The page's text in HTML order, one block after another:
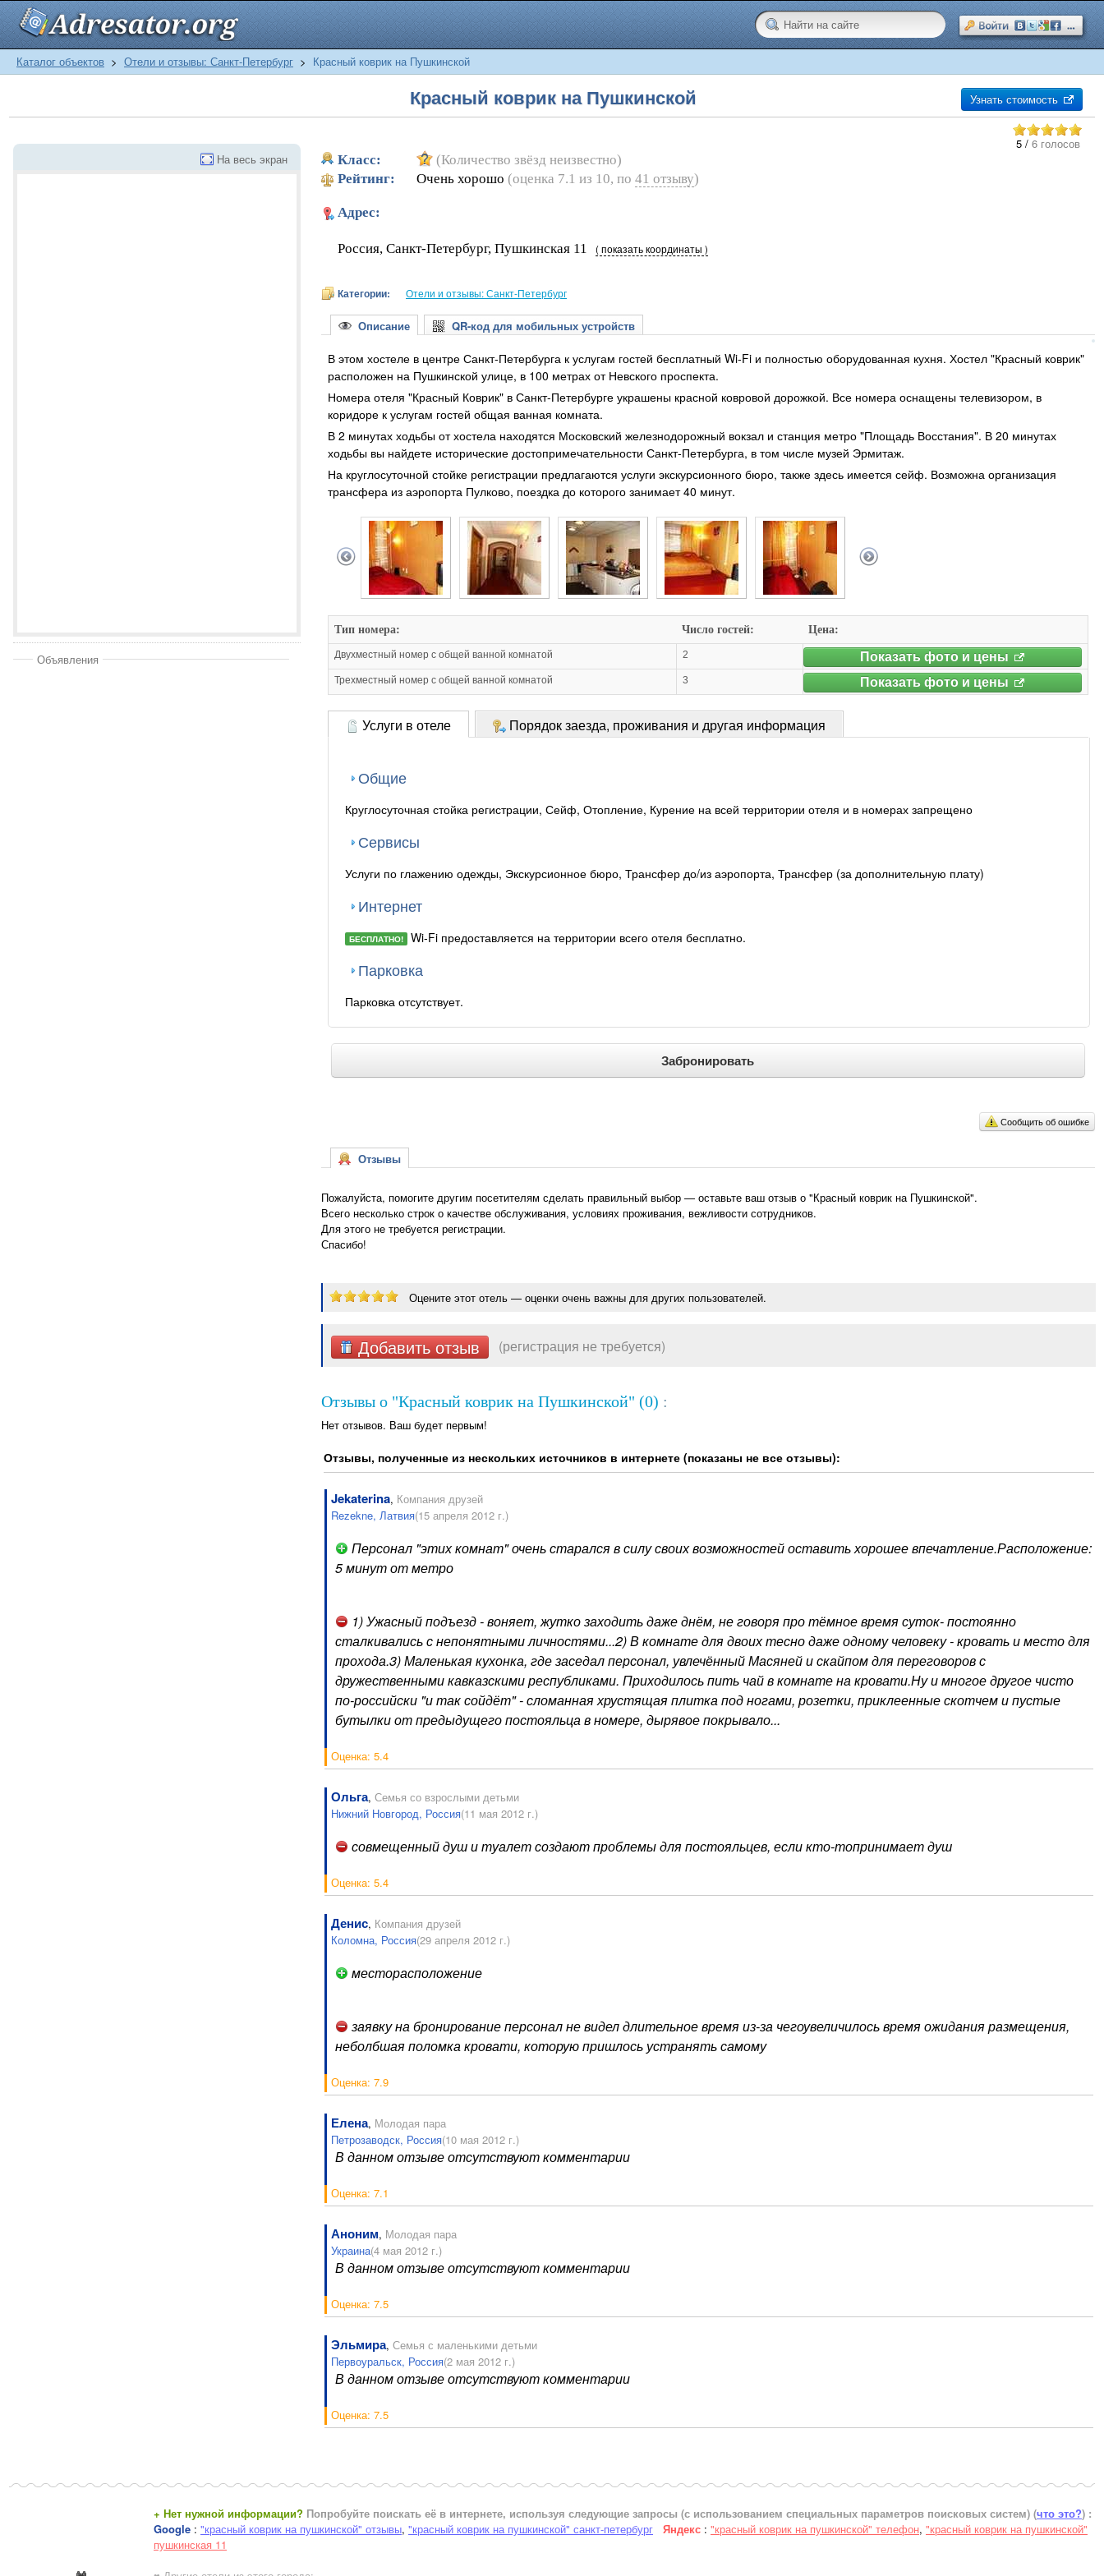
Каталог объектов > Отели и отзывы: Санкт-Петербург > Красный коврик на Пушкинской
Красный коврик на Пушкинской Узнать стоимость
5/ 6 голосов
На весь экран
Объявления
Класс:
(Количество звёзд неизвестно)
Рейтинг:
Очень хорошо (оценка 7.1 из 10, по 41 отзыву)
Адрес:
Россия, Санкт-Петербург, Пушкинская 11 ( показать координаты )
Категории: Отели и отзывы: Санкт-Петербург
Описание QR-код для мобильных устройств
В этом хостеле в центре Санкт-Петербурга к услугам гостей бесплатный Wi-Fi и полностью оборудованная кухня. Хостел "Красный коврик"
расположен на Пушкинской улице, в 100 метрах от Невского проспекта.
Номера отеля "Красный Коврик" в Санкт-Петербурге украшены красной ковровой дорожкой. Все номера оснащены телевизором, в
коридоре к услугам гостей общая ванная комната.
В 2 минутах ходьбы от хостела находятся Московский железнодорожный вокзал и станция метро "Площадь Восстания". В 20 минутах
ходьбы вы найдете исторические достопримечательности Санкт-Петербурга, в том числе музей Эрмитаж.
На круглосуточной стойке регистрации предлагаются услуги экскурсионного бюро, также здесь имеется сейф. Возможна организация
трансфера из аэропорта Пулково, поездка до которого занимает 40 минут.
Тип номера: Число гостей: Цена:
Двухместный номер с общей ванной комнатой 2 Показать фото и цены
Трехместный номер с общей ванной комнатой 3 Показать фото и цены
Услуги в отеле Порядок заезда, проживания и другая информация
Общие
Круглосуточная стойка регистрации, Сейф, Отопление, Курение на всей территории отеля и в номерах запрещено
Сервисы
Услуги по глажению одежды, Экскурсионное бюро, Трансфер до/из аэропорта, Трансфер (за дополнительную плату)
Интернет
БЕСПЛАТНО! Wi-Fi предоставляется на территории всего отеля бесплатно.
Парковка
Парковка отсутствует.
Забронировать
Сообщить об ошибке
Отзывы
Пожалуйста, помогите другим посетителям сделать правильный выбор — оставьте ваш отзыв о "Красный коврик на Пушкинской".
Всего несколько строк о качестве обслуживания, условиях проживания, вежливости сотрудников.
Для этого не требуется регистрации.
Спасибо!
Оцените этот отель — оценки очень важны для других пользователей.
Добавить отзыв (регистрация не требуется)
Отзывы о "Красный коврик на Пушкинской" (0) :
Нет отзывов. Ваш будет первым!
Отзывы, полученные из нескольких источников в интернете (показаны не все отзывы):
Jekaterina, Компания друзей
Rezekne, Латвия(15 апреля 2012 г.)
Персонал "этих комнат" очень старался в силу своих возможностей оставить хорошее впечатление.Расположение:
5 минут от метро
1) Ужасный подъезд - воняет, жутко заходить даже днём, не говоря про тёмное время суток- постоянно
сталкивались с непонятными личностями...2) В комнате для двоих тесно даже одному человеку - кровать и место для
прохода.3) Маленькая кухонка, где заседал персонал, увлечённый Масяней и скайпом для переговоров с
дружественными кавказскими республиками. Приходилось пить чай в комнате на кровати.Ну и многое другое чисто
по-российски "и так сойдёт" - сломанная хрустящая плитка под ногами, розетки, приклеенные скотчем и пустые
бутылки от предыдущего постояльца в номере, дырявое покрывало...
Оценка: 5.4
Ольга, Семья со взрослыми детьми
Нижний Новгород, Россия(11 мая 2012 г.)
совмещенный душ и туалет создают проблемы для постояльцев, если кто-топринимает душ
Оценка: 5.4
Денис, Компания друзей
Коломна, Россия(29 апреля 2012 г.)
месторасположение
заявку на бронирование персонал не видел длительное время из-за чегоувеличилось время ожидания размещения,
неболбшая поломка кровати, которую пришлось устранять самому
Оценка: 7.9
Елена, Молодая пара
Петрозаводск, Россия(10 мая 2012 г.)
В данном отзыве отсутствуют комментарии
Оценка: 7.1
Аноним, Молодая пара
Украина(4 мая 2012 г.)
В данном отзыве отсутствуют комментарии
Оценка: 7.5
Эльмира, Семья с маленькими детьми
Первоуральск, Россия(2 мая 2012 г.)
В данном отзыве отсутствуют комментарии
Оценка: 7.5
+ Нет нужной информации? Попробуйте поискать её в интернете, используя следующие запросы (с использованием специальных параметров поисковых систем) (что это?) :
Google : "красный коврик на пушкинской" отзывы, "красный коврик на пушкинской" санкт-петербург Яндекс : "красный коврик на пушкинской" телефон, "красный коврик на пушкинской"
пушкинская 11